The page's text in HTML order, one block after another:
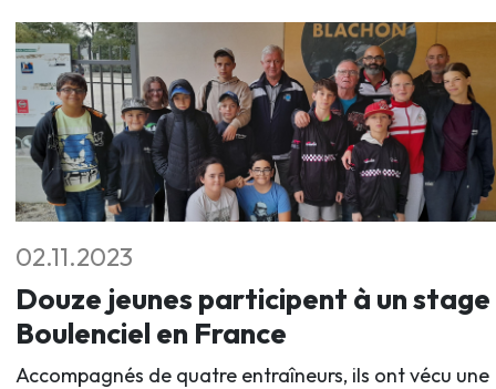
02.11.2023
Douze jeunes participent à un stage
Boulenciel en France
Accompagnés de quatre entraîneurs, ils ont vécu une